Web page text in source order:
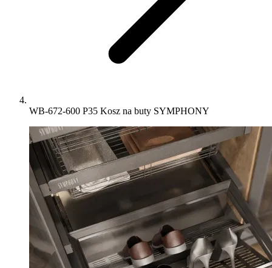
WB-672-600 P35 Kosz na buty SYMPHONY